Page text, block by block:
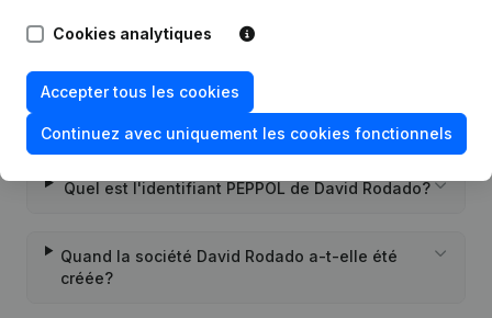
Quel est l'identifiant PEPPOL de David Rodado?
Quand la société David Rodado a-t-elle été
créée?
Cookies analytiques
Accepter tous les cookies
Continuez avec uniquement les cookies fonctionnels